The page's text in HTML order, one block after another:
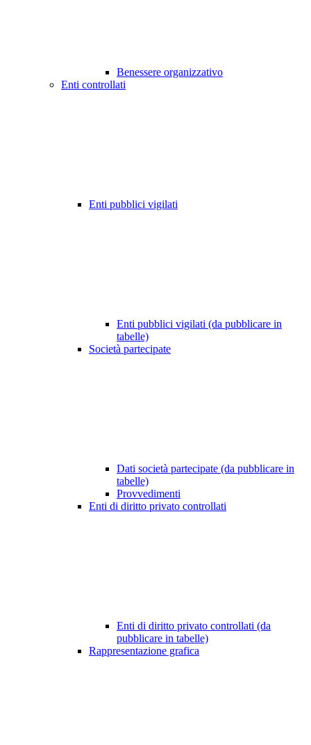
Benessere organizzativo
Enti controllati
Enti pubblici vigilati
Enti pubblici vigilati (da pubblicare in
tabelle)
Società partecipate
Dati società partecipate (da pubblicare in
tabelle)
Provvedimenti
Enti di diritto privato controllati
Enti di diritto privato controllati (da
pubblicare in tabelle)
Rappresentazione grafica